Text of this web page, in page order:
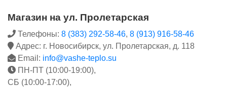
Магазин на ул. Пролетарская
Телефоны: 8 (383) 292-58-46, 8 (913) 916-58-46
Адрес: г. Новосибирск, ул. Пролетарская, д. 118
Email: info@vashe-teplo.su
ПН-ПТ (10:00-19:00),
СБ (10:00-17:00),